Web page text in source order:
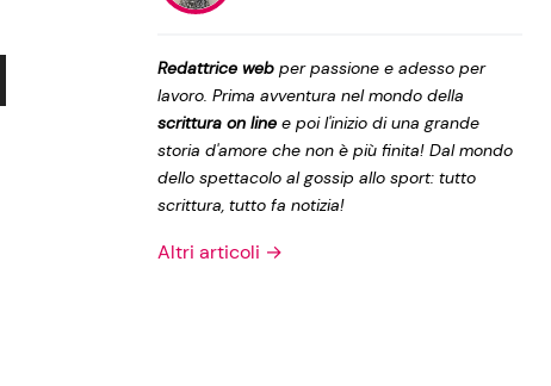
Privacy Policy
Redattrice web per passione e adesso per
lavoro. Prima avventura nel mondo della
scrittura on line e poi l'inizio di una grande
storia d'amore che non è più finita! Dal mondo
dello spettacolo al gossip allo sport: tutto
scrittura, tutto fa notizia!
Altri articoli →